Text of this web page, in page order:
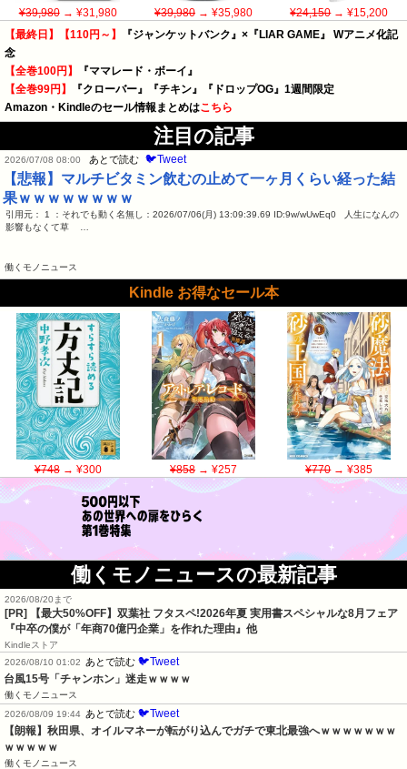
¥39,980→ ¥31,980 ¥39,980→ ¥35,980 ¥24,150→ ¥15,200
【最終日】【110円～】
『ジャンケットバンク』×『LIAR GAME』 Wアニメ化記
念
【全巻100円】
『ママレード・ボーイ』
【全巻99円】
『クローバー』『チキン』『ドロップOG』1週間限定
Amazon・Kindleのセール情報まとめはこちら
注目の記事
2026/07/08 08:00 あとで読む 🐦Tweet
【悲報】マルチビタミン飲むの止めて一ヶ月くらい経った結
果ｗｗｗｗｗｗｗｗ
引用元： 1 ：それでも動く名無し：2026/07/06(月) 13:09:39.69 ID:9w/wUwEq0 人生になんの
影響もなくて草 …
働くモノニュース
Kindle お得なセール本
¥748→ ¥300 ¥858→ ¥257 ¥770→ ¥385
働くモノニュースの最新記事
2026/08/20まで
[PR]
【最大50%OFF】双葉社 フタスペ!2026年夏 実用書スペシャルな8月フェア
『中卒の僕が「年商70億円企業」を作れた理由』他
Kindleストア
2026/08/10 01:02
あとで読む 🐦Tweet
台風15号「チャンホン」迷走ｗｗｗｗ
働くモノニュース
2026/08/09 19:44 あとで読む 🐦Tweet
【朗報】秋田県、オイルマネーが転がり込んでガチで東北最強へｗｗｗｗｗｗｗ
ｗｗｗｗｗ
働くモノニュース